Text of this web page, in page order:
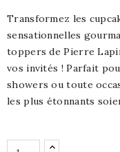
Transformez les
sensationnelles
toppers de Pierre
vos invités ! Parfait
showers ou toute
les plus étonnants